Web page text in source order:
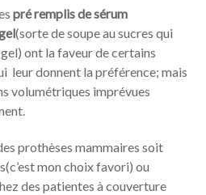
pré remplis de sérum
(sorte de soupe au sucres qui
ont la faveur de certains
leur donnent la préférence; mais
volumétriques imprévues
prothèses mammaires soit
mon choix favori) ou
des patientes à couverture